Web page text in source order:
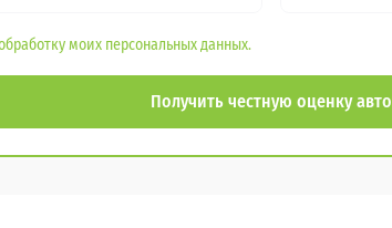
моих персональных данных.
Получить честную оценку авто